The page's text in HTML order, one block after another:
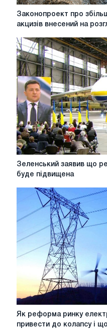
Законопроект
рентних
платежів
і
акцизів
внесений
на
розгляд
до
Верховної
Ради
Законопроект про
акцизів внесений на
Зеленський
заявив
рента
копалини
в
Україні
буде
підвищена
Зеленський заявив що
буде підвищена
Як
Як реформа ринку
привести до колапсу і